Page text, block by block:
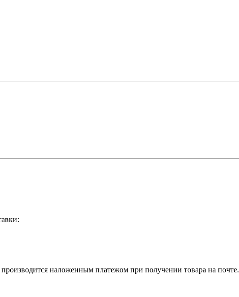
наложенным платежом при получении товара на почте.